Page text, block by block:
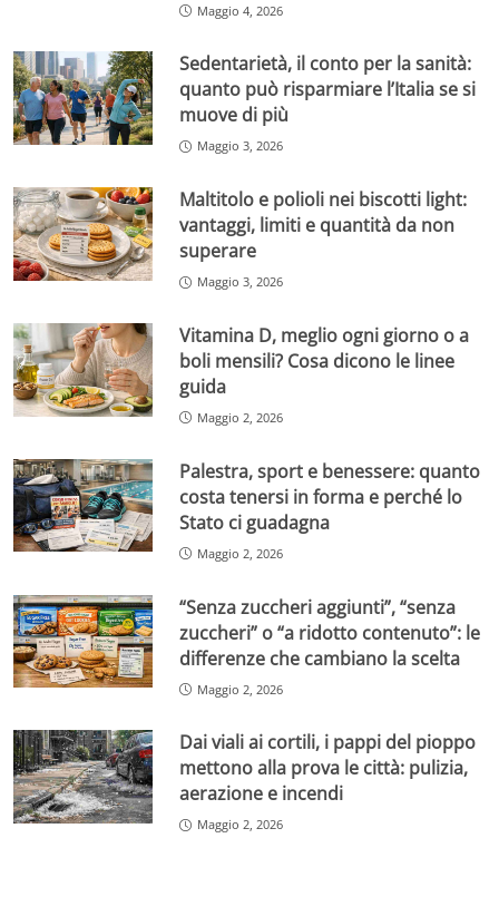
Maggio 4, 2026
Sedentarietà, il conto per la sanità:
quanto può risparmiare l’Italia se si
muove di più
Maggio 3, 2026
Maltitolo e polioli nei biscotti light:
vantaggi, limiti e quantità da non
superare
Maggio 3, 2026
Vitamina D, meglio ogni giorno o a
boli mensili? Cosa dicono le linee
guida
Maggio 2, 2026
Palestra, sport e benessere: quanto
costa tenersi in forma e perché lo
Stato ci guadagna
Maggio 2, 2026
“Senza zuccheri aggiunti”, “senza
zuccheri” o “a ridotto contenuto”: le
differenze che cambiano la scelta
Maggio 2, 2026
Dai viali ai cortili, i pappi del pioppo
mettono alla prova le città: pulizia,
aerazione e incendi
Maggio 2, 2026